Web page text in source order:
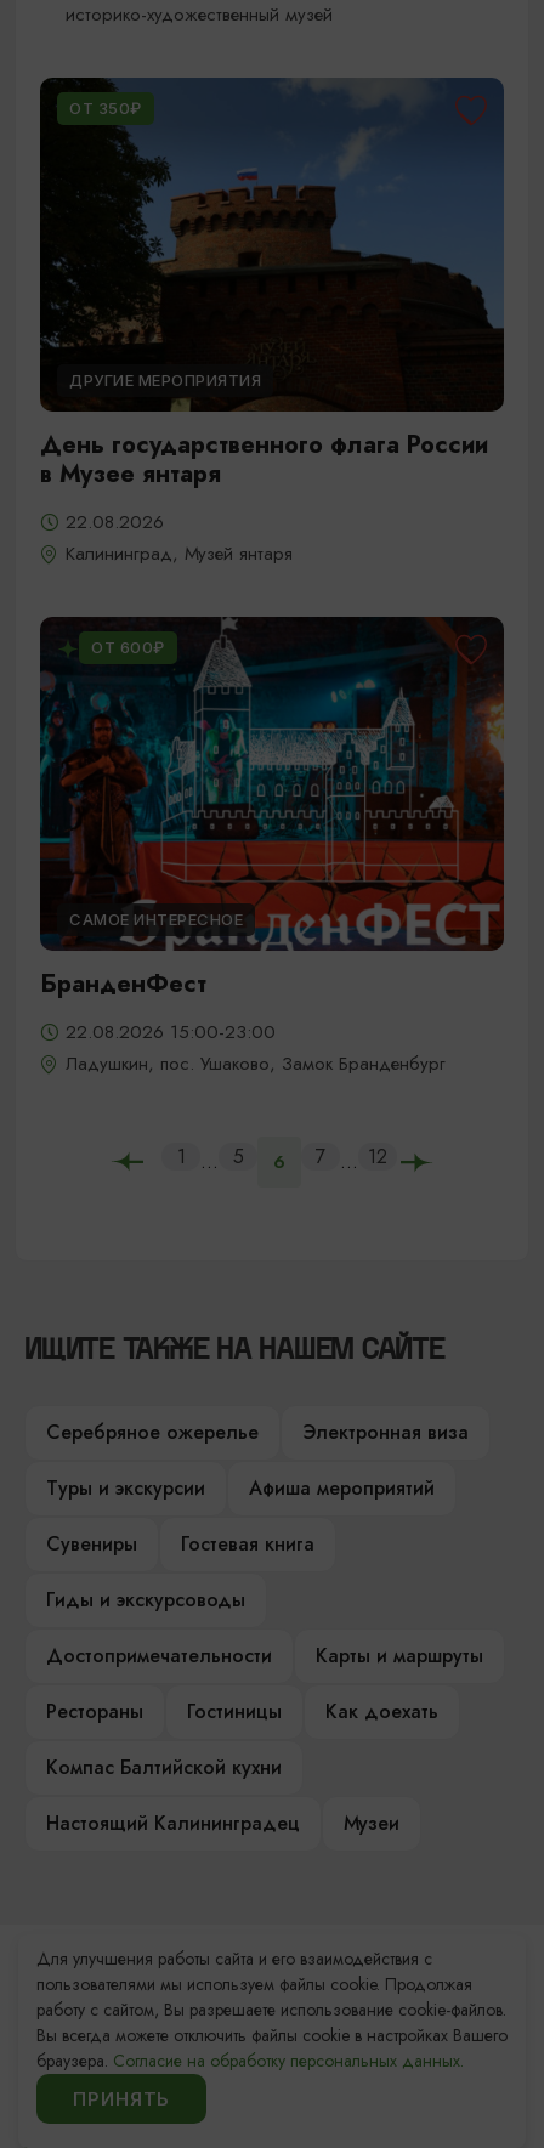
историко-художественный музей
ОТ 350₽
ДРУГИЕ МЕРОПРИЯТИЯ
День государственного флага России
в Музее янтаря
22.08.2026
Калининград, Музей янтаря
ОТ 600₽
САМОЕ ИНТЕРЕСНОЕ
БранденФест
22.08.2026 15:00-23:00
Ладушкин, пос. Ушаково, Замок Бранденбург
1 ... 5 6 7 ... 12
ИЩИТЕ ТАКЖЕ НА НАШЕМ САЙТЕ
Серебряное ожерелье
Электронная виза
Туры и экскурсии
Афиша мероприятий
Сувениры
Гостевая книга
Гиды и экскурсоводы
Достопримечательности
Карты и маршруты
Рестораны
Гостиницы
Как доехать
Компас Балтийской кухни
Настоящий Калининградец
Музеи
Контакты Туристского
информационного центра
+7 (4012) 555-200
8 (800) 200-55-39
Для улучшения работы сайта и его взаимодействия с
пользователями мы используем файлы cookie. Продолжая
работу с сайтом, Вы разрешаете использование cookie-файлов.
Вы всегда можете отключить файлы cookie в настройках Вашего
браузера. Согласие на обработку персональных данных.
ПРИНЯТЬ